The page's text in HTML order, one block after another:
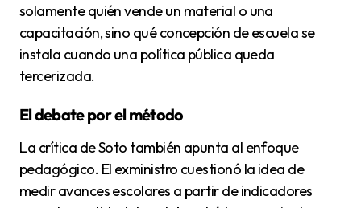
solamente quién vende un material o una
capacitación, sino qué concepción de escuela se
instala cuando una política pública queda
tercerizada.
El debate por el método
La crítica de Soto también apunta al enfoque
pedagógico. El exministro cuestionó la idea de
medir avances escolares a partir de indicadores